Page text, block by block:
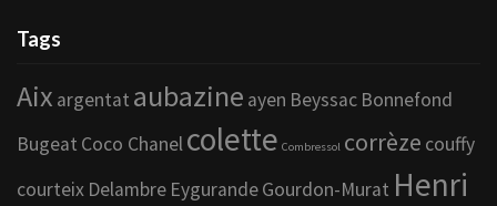
Tags
Aix argentat aubazine ayen Beyssac Bonnefond
Bugeat Coco Chanelcolette Combressol corrèze couffy
courteix Delambre EygurandeGourdon-Murat Henri